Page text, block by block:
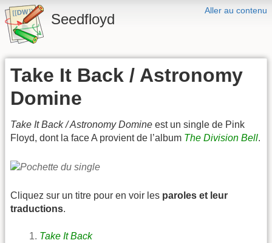
Aller au contenu
Seedfloyd
Take It Back / Astronomy
Domine
Take It Back / Astronomy Domine est un single de Pink
Floyd, dont la face A provient de l’album The Division Bell.
Cliquez sur un titre pour en voir les paroles et leur
traductions.
Take It Back